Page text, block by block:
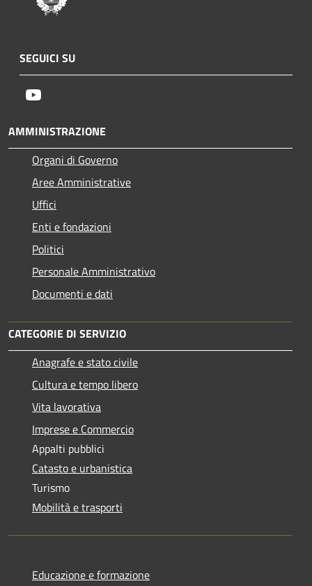
SEGUICI SU
AMMINISTRAZIONE
Organi di Governo
Aree Amministrative
Uffici
Enti e fondazioni
Politici
Personale Amministrativo
Documenti e dati
CATEGORIE DI SERVIZIO
Anagrafe e stato civile
Cultura e tempo libero
Vita lavorativa
Imprese e Commercio
Appalti pubblici
Catasto e urbanistica
Turismo
Mobilità e trasporti
Educazione e formazione